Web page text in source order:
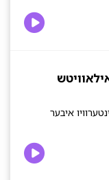
איבער